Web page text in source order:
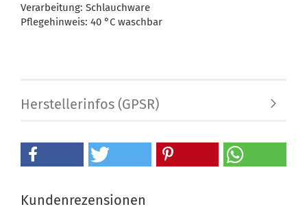
Verarbeitung: Schlauchware
Pflegehinweis: 40 °C waschbar
Herstellerinfos (GPSR)
Kundenrezensionen